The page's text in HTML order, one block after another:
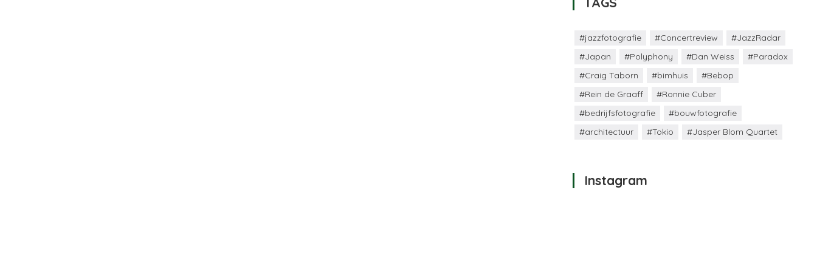
#jazzfotografie #Concertreview
#JazzRadar
#Japan
#Polyphony #Dan Weiss
#Paradox
#Craig Taborn
#bimhuis
#Bebop
#Rein de Graaff
#Ronnie Cuber
#bedrijfsfotografie
#bouwfotografie
#architectuur
#Tokio #Jasper Blom Quartet
Instagram